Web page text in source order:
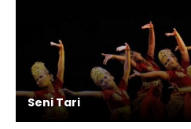
Seni Tari